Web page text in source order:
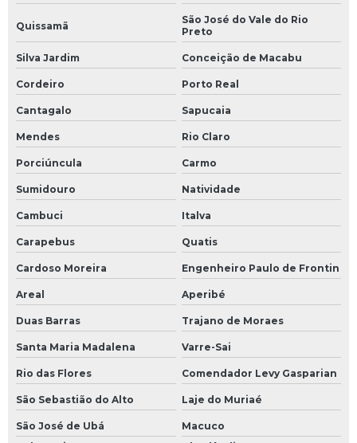
Fluidos térmicos para caldeiras
Fluidos térmicos utilizados em transferência de calor
Fornecimento de fluidos térmicos
Gestão de consumo energético
Inspeção de tubulação
Inspeção de tubulação industrial
Instalação de aquecedor industrial
Instalação de aquecedor industrial para fluido térmico
Instalação de aquecedor de sistema de fluido térmico
Instalação de aquecedor de sistema térmico
Instrumentação de sistemas de fluidos térmicos
Isolamento térmico industrial
Quissamã
São José do Vale do Rio
Preto
Silva Jardim Conceição de Macabu
Cordeiro Porto Real
Cantagalo Sapucaia
Mendes Rio Claro
Porciúncula Carmo
Sumidouro Natividade
Cambuci Italva
Carapebus Quatis
Cardoso Moreira Engenheiro Paulo de Frontin
Areal Aperibé
Duas Barras Trajano de Moraes
Santa Maria Madalena Varre-Sai
Rio das Flores Comendador Levy Gasparian
São Sebastião do Alto Laje do Muriaé
São José de Ubá
Macuco